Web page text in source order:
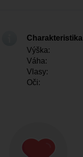
Charakteristika
Výška:
Váha:
Vlasy:
Oči: